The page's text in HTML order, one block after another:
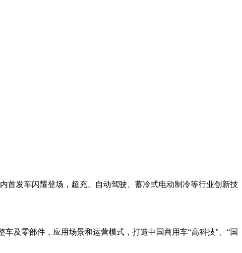
首发车闪耀登场，超充、自动驾驶、蓄冷式电动制冷等行业创新技
及零部件，应用场景和运营模式，打造中国商用车“高科技”、“国